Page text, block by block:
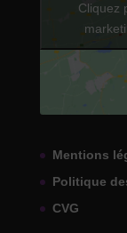
Cliquez
Mentions
Politique
CVG